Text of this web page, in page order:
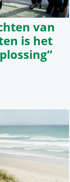
van
is het